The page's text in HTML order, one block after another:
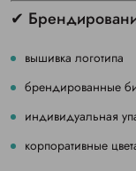
✔
вышивка логотипа
брендированные
индивидуальная
корпоративные